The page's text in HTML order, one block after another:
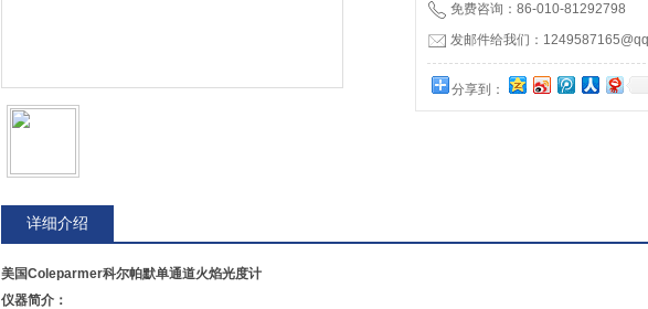
免费咨询：86-010-81292798
发邮件给我们：
分享到：
详细介绍
美国Coleparmer科尔帕默单通道火焰光度计
仪器简介：